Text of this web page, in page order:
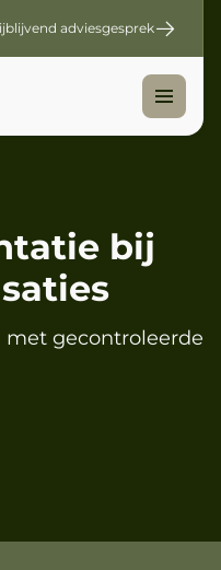
adviesgesprek
bij
gecontroleerde